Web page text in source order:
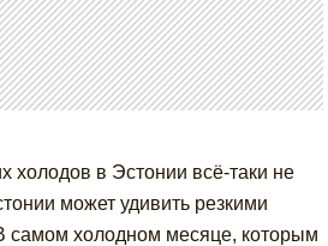
холодов в Эстонии всё-таки не
может удивить резкими
самом холодном месяце, которым